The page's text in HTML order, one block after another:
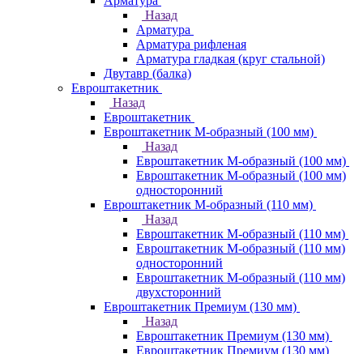
Назад
Арматура
Арматура рифленая
Арматура гладкая (круг стальной)
Двутавр (балка)
Евроштакетник
Назад
Евроштакетник
Евроштакетник М-образный (100 мм)
Назад
Евроштакетник М-образный (100 мм)
Евроштакетник М-образный (100 мм)
односторонний
Евроштакетник М-образный (110 мм)
Назад
Евроштакетник М-образный (110 мм)
Евроштакетник М-образный (110 мм)
односторонний
Евроштакетник М-образный (110 мм)
двухсторонний
Евроштакетник Премиум (130 мм)
Назад
Евроштакетник Премиум (130 мм)
Евроштакетник Премиум (130 мм)